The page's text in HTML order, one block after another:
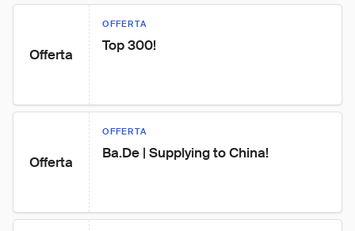
Offerta
OFFERTA
Top 300!
Offerta
OFFERTA
Ba.De | Supplying to China!